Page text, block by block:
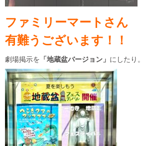
ファミリーマートさん
有難うございます！！
劇場掲示を 「地蔵盆バージョン」 にしたり。